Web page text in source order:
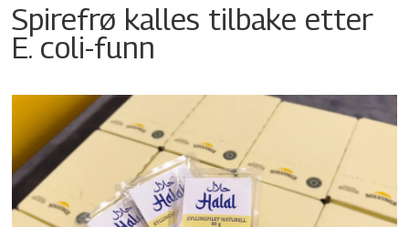
Spirefrø kalles tilbake etter
E. coli-funn